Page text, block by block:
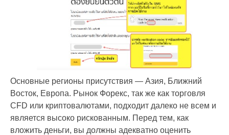
Основные регионы присутствия — Азия, Ближний
Восток, Европа. Рынок Форекс, так же как торговля
CFD или криптовалютами, подходит далеко не всем и
является высоко рискованным. Перед тем, как
вложить деньги, вы должны адекватно оценить